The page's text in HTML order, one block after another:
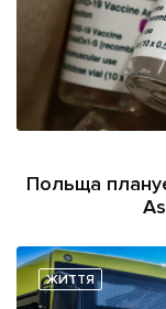
Польща
ЖИТТЯ